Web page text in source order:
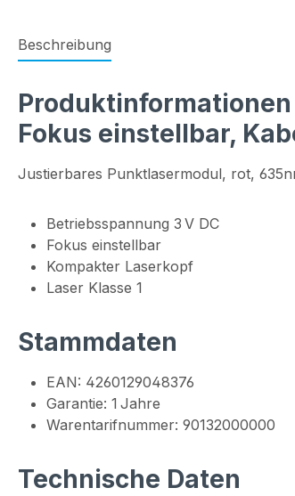
Beschreibung
Produktinformationen
Fokus einstellbar,
Justierbares Punktlasermodul, rot,
Betriebsspannung 3 V DC
Fokus einstellbar
Kompakter Laserkopf
Laser Klasse 1
Stammdaten
EAN: 4260129048376
Garantie: 1 Jahre
Warentarifnummer: 90132000000
Technische Daten